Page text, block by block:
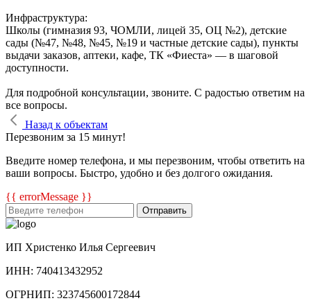
Инфраструктура:
Школы (гимназия 93, ЧОМЛИ, лицей 35, ОЦ №2), детские
сады (№47, №48, №45, №19 и частные детские сады), пункты
выдачи заказов, аптеки, кафе, ТК «Фиеста» — в шаговой
доступности.
Для подробной консультации, звоните. С радостью ответим на
все вопросы.
Назад к объектам
Перезвоним за 15 минут!
Введите номер телефона, и мы перезвоним, чтобы ответить на
ваши вопросы. Быстро, удобно и без долгого ожидания.
{{ errorMessage }}
Отправить
ИП Христенко Илья Сергеевич
ИНН: 740413432952
ОГРНИП: 323745600172844